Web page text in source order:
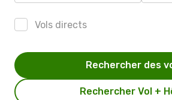
Vols directs
Rechercher Vol +
Rechercher des